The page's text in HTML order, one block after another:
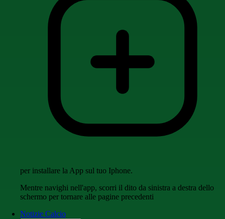
per installare la App sul tuo Iphone.
Mentre navighi nell'app, scorri il dito da sinistra a destra dello
schermo per tornare alle pagine precedenti
Notizie Calcio